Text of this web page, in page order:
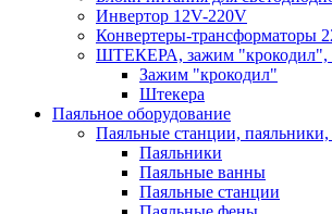
Инвертор 12V-220V
Конвертеры-трансформаторы
ШТЕКЕРА, зажим
Зажим "крокодил"
Штекера
Паяльное оборудование
Паяльные станции,
Паяльники
Паяльные ванны
Паяльные станции